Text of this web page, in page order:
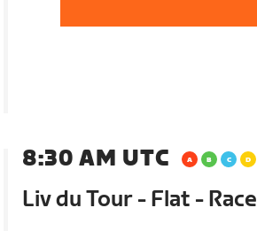
8:30 AM UTC
Liv du Tour - Flat - Race